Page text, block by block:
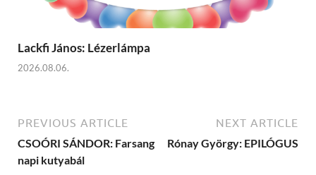
Lackfi János: Lézerlámpa
2026.08.06.
PREVIOUS ARTICLE
CSOÓRI SÁNDOR: Farsang
napi kutyabál
NEXT ARTICLE
Rónay György: EPILÓGUS